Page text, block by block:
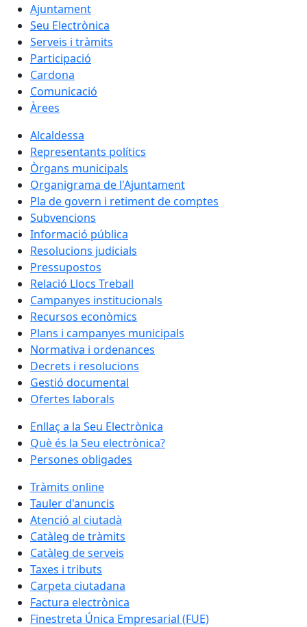
Ajuntament
Seu Electrònica
Serveis i tràmits
Participació
Cardona
Comunicació
Àrees
Alcaldessa
Representants polítics
Òrgans municipals
Organigrama de l'Ajuntament
Pla de govern i retiment de comptes
Subvencions
Informació pública
Resolucions judicials
Pressupostos
Relació Llocs Treball
Campanyes institucionals
Recursos econòmics
Plans i campanyes municipals
Normativa i ordenances
Decrets i resolucions
Gestió documental
Ofertes laborals
Enllaç a la Seu Electrònica
Què és la Seu electrònica?
Persones obligades
Tràmits online
Tauler d'anuncis
Atenció al ciutadà
Catàleg de tràmits
Catàleg de serveis
Taxes i tributs
Carpeta ciutadana
Factura electrònica
Finestreta Única Empresarial (FUE)